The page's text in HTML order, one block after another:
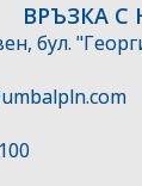
ВРЪЗКА С
бул.